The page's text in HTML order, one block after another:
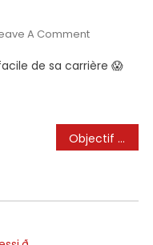
A CommentOn
Messi
Le
But
Facile
de sa carrière 😱
Objectif de Lionel Messi – Inter Miami vs Nashville 3-1 Faits saillants et objectifs étendus 2025